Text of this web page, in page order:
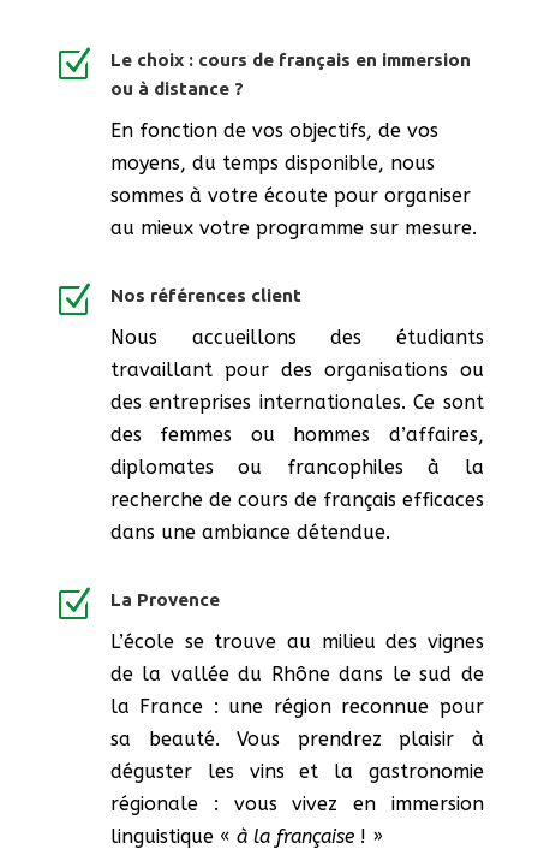
Z
Le choix : cours de français en immersion
ou à distance ?
En fonction de vos objectifs, de vos
moyens, du temps disponible, nous
sommes à votre écoute pour organiser
au mieux votre programme sur mesure.
Z Nos références client
Nous accueillons des étudiants
travaillant pour des organisations ou
des entreprises internationales. Ce sont
des femmes ou hommes d’affaires,
diplomates ou francophiles à la
recherche de cours de français efficaces
dans une ambiance détendue.
Z La Provence
L’école se trouve au milieu des vignes
de la vallée du Rhône dans le sud de
la France : une région reconnue pour
sa beauté. Vous prendrez plaisir à
déguster les vins et la gastronomie
régionale : vous vivez en immersion
linguistique « à la française! »